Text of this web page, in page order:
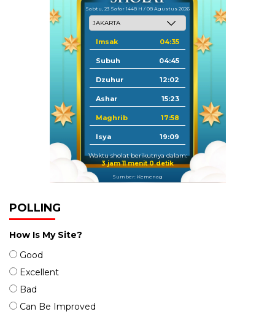
Sabtu, 23 Safar 1448 H / 08 Agustus 2026
Imsak 04:35
Subuh 04:45
Dzuhur 12:02
Ashar 15:23
Maghrib 17:58
Isya 19:09
Waktu sholat berikutnya dalam:
3 jam 10 menit 59 detik
Sumber: Kemenag
POLLING
How Is My Site?
Good
Excellent
Bad
Can Be Improved